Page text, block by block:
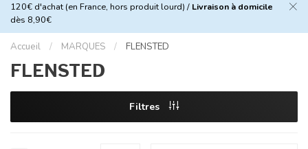
120€ d'achat (en France, hors produit lourd) / Livraison à domicile
dès 8,90€
Accueil / MARQUES / FLENSTED
FLENSTED
Filtres